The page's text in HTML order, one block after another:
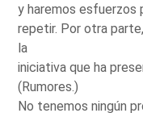
y haremos esfuerzos
repetir. Por otra
la
iniciativa que ha
(Rumores.)
No tenemos ningún